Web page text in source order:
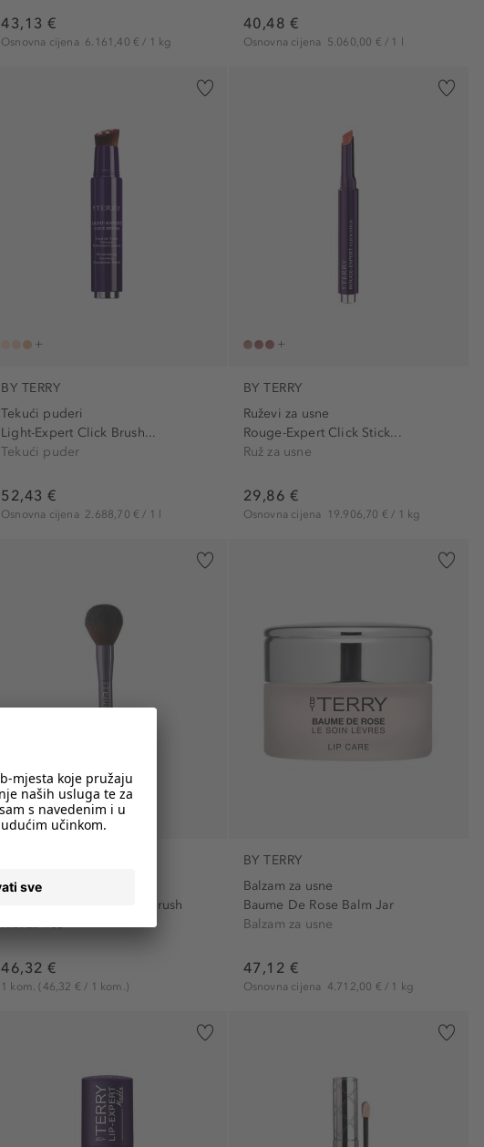
visoko pigmentiran (3)
43,13 €
Osnovna cijena 6.161,40 € / 1 kg
40,48 €
Osnovna cijena 5.060,00 € / 1 l
BY TERRY
Tekući puderi
Light-Expert Click Brush...
Tekući puder
52,43 €
Osnovna cijena 2.688,70 € / 1 l
BY TERRY
Ruževi za usne
Rouge-Expert Click Stick...
Ruž za usne
29,86 €
Osnovna cijena 19.906,70 € / 1 kg
Tool Expert Dual-Ended Brush
Kist za lice
46,32 €
1 kom.(46,32 € / 1 kom.)
BY TERRY
Balzam za usne
Baume De Rose Balm Jar
Balzam za usne
47,12 €
Osnovna cijena 4.712,00 € / 1 kg